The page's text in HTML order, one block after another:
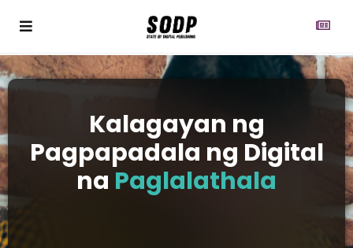
Kalagayan ng
Pagpapadala ng Digital
na Paglalathala